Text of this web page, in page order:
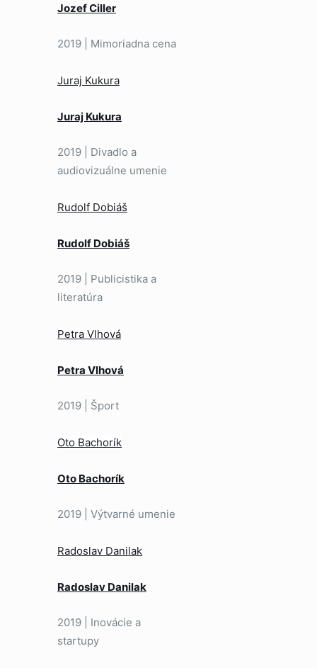
Jozef Ciller
2019 | Mimoriadna cena
Juraj Kukura
Juraj Kukura
2019 | Divadlo a
audiovizuálne umenie
Rudolf Dobiáš
Rudolf Dobiáš
2019 | Publicistika a
literatúra
Petra Vlhová
Petra Vlhová
2019 | Šport
Oto Bachorík
Oto Bachorík
2019 | Výtvarné umenie
Radoslav Danilak
Radoslav Danilak
2019 | Inovácie a
startupy